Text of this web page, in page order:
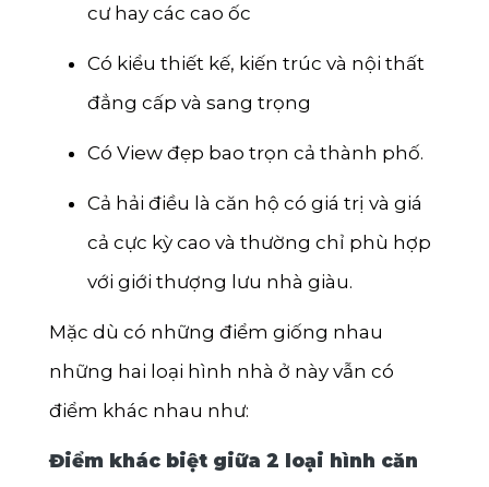
cư hay các cao ốc
Có kiểu thiết kế, kiến trúc và nội thất
đẳng cấp và sang trọng
Có View đẹp bao trọn cả thành phố.
Cả hải điều là căn hộ có giá trị và giá
cả cực kỳ cao và thường chỉ phù hợp
với giới thượng lưu nhà giàu.
Mặc dù có những điểm giống nhau
những hai loại hình nhà ở này vẫn có
điểm khác nhau như:
Điểm khác biệt giữa 2 loại hình căn